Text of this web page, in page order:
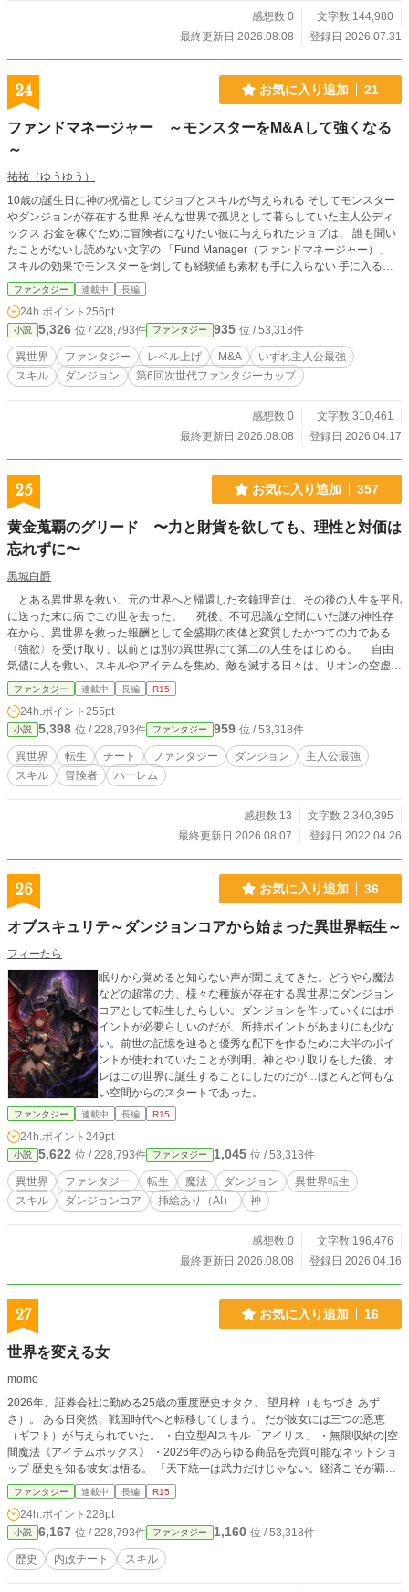
感想数 0
文字数 144,980
最終更新日 2026.08.08
登録日 2026.07.31
24 お気に入り追加 21
ファンドマネージャー ～モンスターをM&Aして強くなる
～
祐祐（ゆうゆう）
10歳の誕生日に神の祝福としてジョブとスキルが与えられる そしてモンスター
やダンジョンが存在する世界 そんな世界で孤児として暮らしていた主人公ディ
ックス お金を稼ぐために冒険者になりたい彼に与えられたジョブは、 誰も聞い
たことがないし読めない文字の 「Fund Manager（ファンドマネージャー）」
スキルの効果でモンスターを倒しても経験値も素材も手に入らない 手に入るの
はお金だけ お金を使って強くなるしか無い！ 稼いで強くなる、強くなって稼ぐ
そんなディックスの成長物語 ※M&Aするのは10数話からですので、そこまで読
んでもらえるとありがたいです ※基本的に主人公視点のみで話は進んでいきま
す
ファンタジー 連載中 長編
24h.ポイント 256pt
小説 5,326 位 / 228,793件 ファンタジー 935 位 / 53,318件
異世界 ファンタジー レベル上げ M&A
いずれ主人公最強
スキル
ダンジョン 第6回次世代ファンタジーカップ
感想数 0
文字数 310,461
最終更新日 2026.08.08
登録日 2026.04.17
25 お気に入り追加 357
黄金蒐覇のグリード 〜力と財貨を欲しても、理性と対価は
忘れずに〜
黒城白爵
とある異世界を救い、元の世界へと帰還した玄鐘理音は、その後の人生を平凡
に送った末に病でこの世を去った。 死後、不可思議な空間にいた謎の神性存
在から、異世界を救った報酬として全盛期の肉体と変質したかつての力である
〈強欲〉を受け取り、以前とは別の異世界にて第二の人生をはじめる。 自由
気儘に人を救い、スキルやアイテムを集め、敵を滅する日々は、リオンの空虚だ
った心を満たしていく。 黄金と力を蒐集し目指すは世界最高ランクの冒険
者。 使命も宿命も無き救世の勇者は、今日も欲望と理性を秤にかけて我が道
を往く。 ※ 更新予定日は【月曜日】と【金曜日】です。 ※第301話から更新時
間を朝5時からに変更します。
ファンタジー 連載中 長編 R15
24h.ポイント 255pt
小説 5,398 位 / 228,793件 ファンタジー 959 位 / 53,318件
異世界 転生 チート ファンタジー ダンジョン
主人公最強
スキル
冒険者 ハーレム
感想数 13
文字数 2,340,395
最終更新日 2026.08.07
登録日 2022.04.26
26 お気に入り追加 36
オブスキュリテ～ダンジョンコアから始まった異世界転生～
フィーたら
眠りから覚めると知らない声が聞こえてきた。どうやら魔法
などの超常の力、様々な種族が存在する異世界にダンジョン
コアとして転生したらしい。ダンジョンを作っていくにはポ
イントが必要らしいのだが、所持ポイントがあまりにも少な
い。前世の記憶を辿ると優秀な配下を作るために大半のポイ
ントが使われていたことが判明。神とやり取りをした後、オ
レはこの世界に誕生することにしたのだが…ほとんど何もな
い空間からのスタートであった。
ファンタジー 連載中 長編 R15
24h.ポイント 249pt
小説 5,622 位 / 228,793件 ファンタジー 1,045 位 / 53,318件
異世界 ファンタジー 転生 魔法 ダンジョン
異世界転生
スキル
ダンジョンコア 挿絵あり（AI） 神
感想数 0
文字数 196,476
最終更新日 2026.08.08
登録日 2026.04.16
27 お気に入り追加 16
世界を変える女
momo
2026年、証券会社に勤める25歳の重度歴史オタク、 望月梓（もちづき あず
さ）。 ある日突然、戦国時代へと転移してしまう。 だが彼女には三つの恩恵
（ギフト）が与えられていた。 ・自立型AIスキル「アイリス」 ・無限収納の|空
間魔法《アイテムボックス》 ・2026年のあらゆる商品を売買可能なネットショ
ップ 歴史を知る彼女は悟る。 「天下統一は武力だけじゃない。経済こそが覇権
を決める」 火薬、鉄砲、金融、物流、信用取引―― 彼女は戦国日本に“株式会社
国家”という概念を持ち込む。 やがてその動きは 織田信長、 豊臣秀吉、 徳川家
康、 をも巻き込み、 日本を世界最強国家へと押し上げていく――。
ファンタジー 連載中 長編 R15
24h.ポイント 228pt
小説 6,167 位 / 228,793件 ファンタジー 1,160 位 / 53,318件
歴史 内政チート スキル